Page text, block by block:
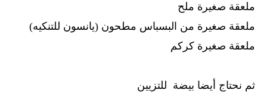
ملعقة صغيرة ملح
ملعقة صغيرة من البسباس مطحون (يانسون للتنكيه)
ملعقة صغيرة كركم
ثم نحتاج أيضا بيضة للتزيين